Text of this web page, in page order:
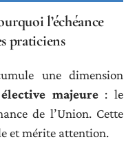
l’échéance
praticiens
une dimension
majeure: le
de l’Union. Cette
et mérite attention.